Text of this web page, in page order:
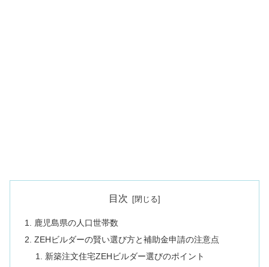
目次
鹿児島県の人口世帯数
ZEHビルダーの賢い選び方と補助金申請の注意点
新築注文住宅ZEHビルダー選びのポイント